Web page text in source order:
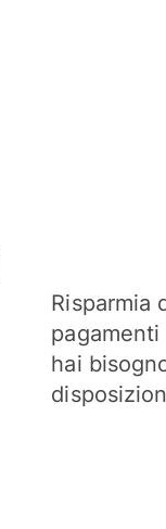
Risparmia
hai